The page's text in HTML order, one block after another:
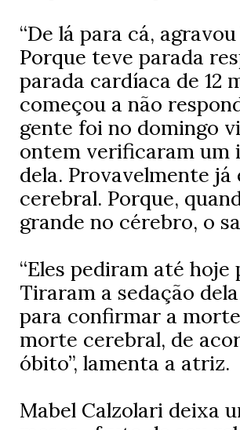
“De lá para cá,
Porque teve parada
parada cardíaca de 12
começou a não
gente foi no domingo
ontem verificaram um
dela. Provavelmente
cerebral. Porque,
grande no cérebro, o
“Eles pediram até
Tiraram a sedação
para confirmar a
morte cerebral, de
óbito”, lamenta a atriz.
Mabel Calzolari deixa